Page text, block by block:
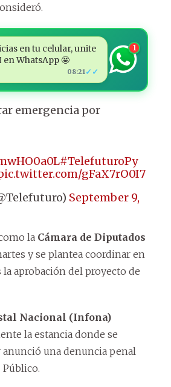
en tu celular, unite
en WhatsApp 🤩
08:21 ✓✓
1
emergencia por
#TelefuturoPy
gFaX7rO0I7
September 9,
la Cámara de Diputados
y se plantea coordinar en
aprobación del proyecto de
Nacional (Infona)
la estancia donde se
una denuncia penal